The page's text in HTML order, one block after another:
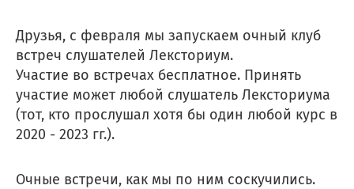
Друзья, с февраля мы запускаем очный клуб
встреч слушателей Лексториум.
Участие во встречах бесплатное. Принять
участие может любой слушатель Лексториума
(тот, кто прослушал хотя бы один любой курс в
2020 - 2023 гг.).
Очные встречи, как мы по ним соскучились.